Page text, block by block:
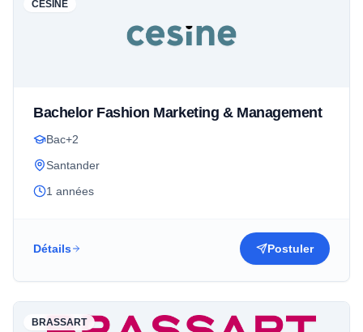
CESINE
Bachelor Fashion Marketing & Management
Bac+2
Santander
1 années
Détails Postuler
BRASSART